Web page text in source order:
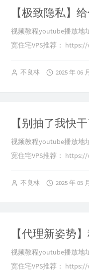
视频教程youtube播放地
宽住宅VPS推荐： https://
不良林 2025 年 06
视频教程youtube播放地
宽住宅VPS推荐： https://
不良林 2025 年 05
视频教程youtube播放地
宽住宅VPS推荐： https://